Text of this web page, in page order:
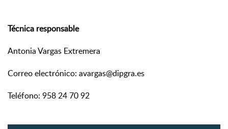
Técnica responsable
Antonia Vargas Extremera
Correo electrónico: avargas@dipgra.es
Teléfono: 958 24 70 92